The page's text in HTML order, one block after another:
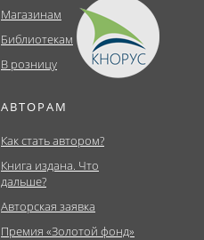
Магазинам
Библиотекам
В розницу
АВТОРАМ
Как стать автором?
Книга издана. Что
дальше?
Авторская заявка
Премия «Золотой фонд»